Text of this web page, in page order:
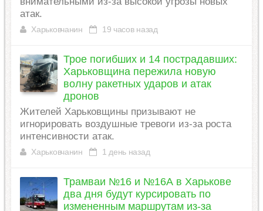
атак.
Харьковчанин 19 часов назад
Трое погибших и 14 пострадавших:
Харьковщина пережила новую
волну ракетных ударов и атак
дронов
Жителей Харьковщины призывают не
игнорировать воздушные тревоги из-за роста
интенсивности атак.
Харьковчанин 1 день назад
Трамваи №16 и №16А в Харькове
два дня будут курсировать по
измененным маршрутам из-за